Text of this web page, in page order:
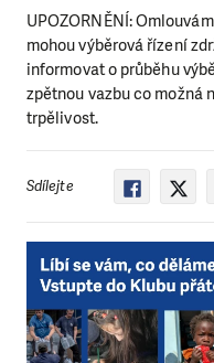
UPOZORNĚNÍ:
mohou výběrová řízení
informovat o průběhu
zpětnou vazbu co možná
trpělivost.
Sdílejte